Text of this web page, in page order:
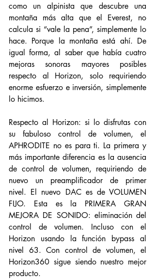
como un alpinista que descubre una
montaña más alta que el Everest, no
calcula si “vale la pena”, simplemente lo
hace. Porque la montaña está ahí. De
igual forma, al saber que había cuatro
mejoras sonoras mayores posibles
respecto al Horizon, solo requiriendo
enorme esfuerzo e inversión, simplemente
lo hicimos.
Respecto al Horizon: si lo disfrutas con
su fabuloso control de volumen, el
APHRODITE no es para ti. La primera y
más importante diferencia es la ausencia
de control de volumen, requiriendo de
nuevo un preamplificador de primer
nivel. El nuevo DAC es de VOLUMEN
FIJO. Esta es la PRIMERA GRAN
MEJORA DE SONIDO: eliminación del
control de volumen. Incluso con el
Horizon usando la función bypass al
nivel 63. Con control de volumen, el
Horizon360 sigue siendo nuestro mejor
producto.